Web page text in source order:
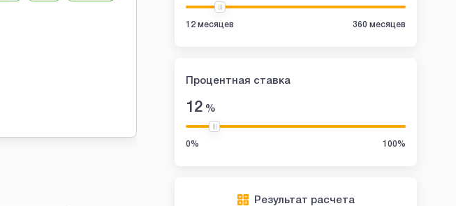
12 месяцев 360 месяцев
Процентная ставка
12 %
0% 100%
Результат расчета